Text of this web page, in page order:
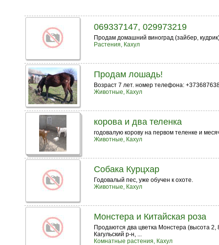
069337147, 029973219
Продам домашний виноград (зайбер,
Растения, Кахул
Продам лошадь!
Возраст 7 лет. номер телефона:
Животные, Кахул
корова и два теленка
годовалую корову на первом теленке и
Животные, Кахул
Собака Курцхар
Годовалый пес, уже обучен к охоте.
Животные, Кахул
Монстера и Китайская роза
Продаются два цветка Монстера (высота
Кагульский р-н, ...
Комнатные растения, Кахул